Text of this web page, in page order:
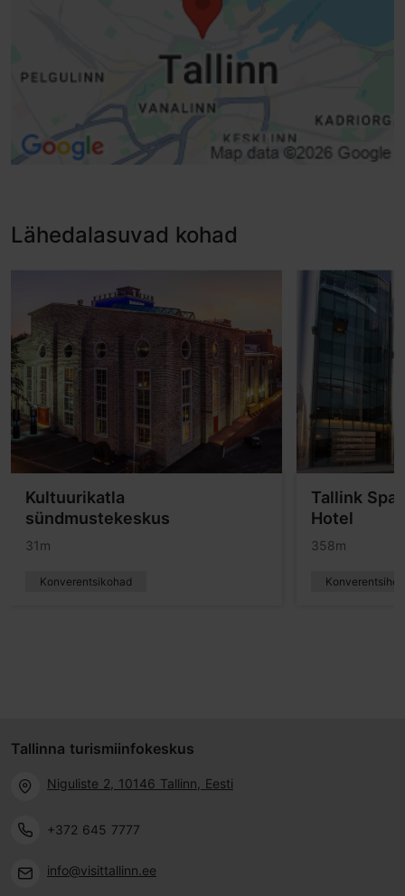
Lähedalasuvad kohad
Kultuurikatla
sündmustekeskus
31m
Konverentsikohad
Tallink Spa
Hotel
358m
Tallinna turismiinfokeskus
Niguliste 2, 10146 Tallinn, Eesti
+372 645 7777
info@visittallinn.ee